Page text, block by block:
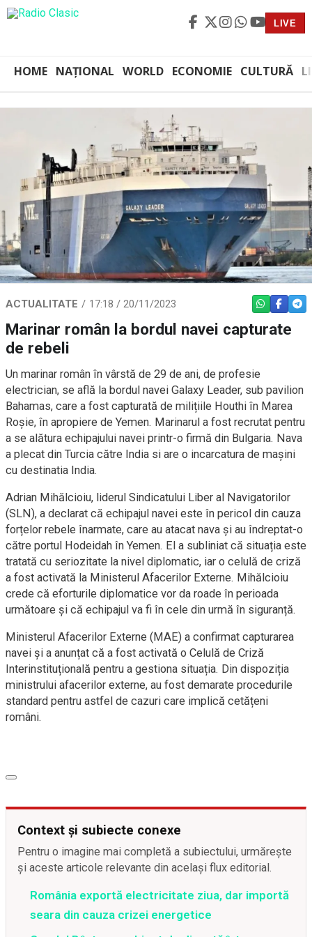
LIVE
HOME NAȚIONAL WORLD ECONOMIE CULTURĂ
ACTUALITATE 17:18 / 20/11/2023 WHATSAPP
Marinar român la bordul navei capturate
de rebeli
Un marinar român în vârstă de 29 de ani, de profesie
electrician, se află la bordul navei Galaxy Leader, sub pavilion
Bahamas, care a fost capturată de milițiile Houthi în Marea
Roșie, în apropiere de Yemen. Marinarul a fost recrutat pentru
a se alătura echipajului navei printr-o firmă din Bulgaria. Nava
a plecat din Turcia către India si are o incarcatura de maşini
cu destinatia India.
Adrian Mihălcioiu, liderul Sindicatului Liber al Navigatorilor
(SLN), a declarat că echipajul navei este în pericol din cauza
forțelor rebele înarmate, care au atacat nava și au îndreptat-o
către portul Hodeidah în Yemen. El a subliniat că situația este
tratată cu seriozitate la nivel diplomatic, iar o celulă de criză
a fost activată la Ministerul Afacerilor Externe. Mihălcioiu
crede că eforturile diplomatice vor da roade în perioada
următoare și că echipajul va fi în cele din urmă în siguranță.
Ministerul Afacerilor Externe (MAE) a confirmat capturarea
navei și a anunțat că a fost activată o Celulă de Criză
Interinstituțională pentru a gestiona situația. Din dispoziția
ministrului afacerilor externe, au fost demarate procedurile
standard pentru astfel de cazuri care implică cetățeni
români.
Context și subiecte conexe
Pentru o imagine mai completă a subiectului, urmărește
și aceste articole relevante din același flux editorial.
România exportă electricitate ziua, dar importă
seara din cauza crizei energetice